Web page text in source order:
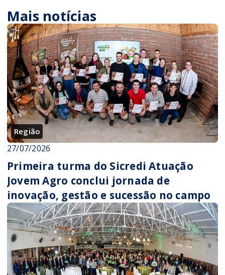
Mais notícias
Região
27/07/2026
Primeira turma do Sicredi Atuação
Jovem Agro conclui jornada de
inovação, gestão e sucessão no campo